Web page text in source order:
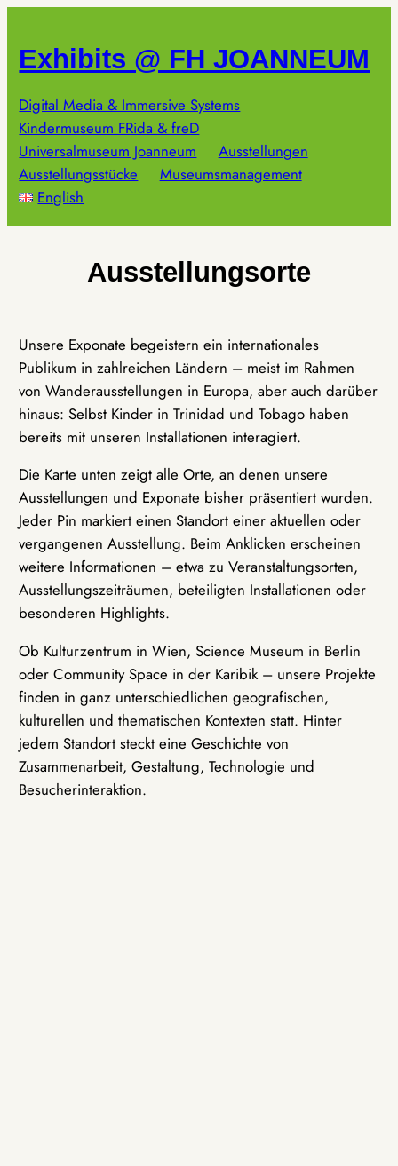
springen
Exhibits @ FH JOANNEUM
Digital Media & Immersive Systems
Kindermuseum FRida & freD
Universalmuseum Joanneum
Ausstellungen
Ausstellungsstücke
Museumsmanagement
English
Ausstellungsorte
Unsere Exponate begeistern ein internationales
Publikum in zahlreichen Ländern – meist im Rahmen
von Wanderausstellungen in Europa, aber auch darüber
hinaus: Selbst Kinder in Trinidad und Tobago haben
bereits mit unseren Installationen interagiert.
Die Karte unten zeigt alle Orte, an denen unsere
Ausstellungen und Exponate bisher präsentiert wurden.
Jeder Pin markiert einen Standort einer aktuellen oder
vergangenen Ausstellung. Beim Anklicken erscheinen
weitere Informationen – etwa zu Veranstaltungsorten,
Ausstellungszeiträumen, beteiligten Installationen oder
besonderen Highlights.
Ob Kulturzentrum in Wien, Science Museum in Berlin
oder Community Space in der Karibik – unsere Projekte
finden in ganz unterschiedlichen geografischen,
kulturellen und thematischen Kontexten statt. Hinter
jedem Standort steckt eine Geschichte von
Zusammenarbeit, Gestaltung, Technologie und
Besucherinteraktion.